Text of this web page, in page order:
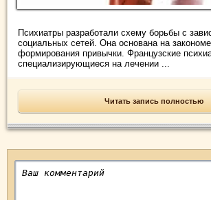
Психиатры разработали схему борьбы с
социальных сетей. Она основана на
формирования привычки. Французские
специализирующиеся на лечении ...
Читать запись полностью